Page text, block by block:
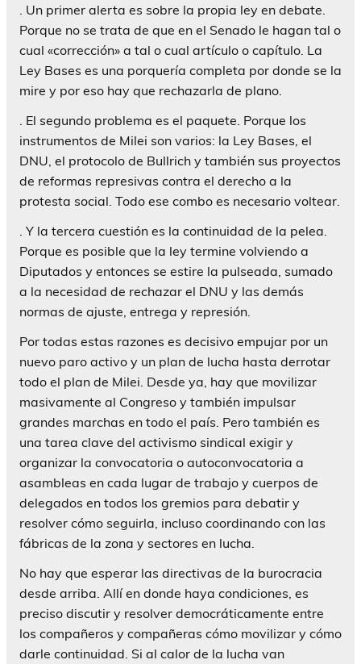
. Un primer alerta es sobre la propia ley en debate.
Porque no se trata de que en el Senado le hagan tal o
cual «corrección» a tal o cual artículo o capítulo. La
Ley Bases es una porquería completa por donde se la
mire y por eso hay que rechazarla de plano.
. El segundo problema es el paquete. Porque los
instrumentos de Milei son varios: la Ley Bases, el
DNU, el protocolo de Bullrich y también sus proyectos
de reformas represivas contra el derecho a la
protesta social. Todo ese combo es necesario voltear.
. Y la tercera cuestión es la continuidad de la pelea.
Porque es posible que la ley termine volviendo a
Diputados y entonces se estire la pulseada, sumado
a la necesidad de rechazar el DNU y las demás
normas de ajuste, entrega y represión.
Por todas estas razones es decisivo empujar por un
nuevo paro activo y un plan de lucha hasta derrotar
todo el plan de Milei. Desde ya, hay que movilizar
masivamente al Congreso y también impulsar
grandes marchas en todo el país. Pero también es
una tarea clave del activismo sindical exigir y
organizar la convocatoria o autoconvocatoria a
asambleas en cada lugar de trabajo y cuerpos de
delegados en todos los gremios para debatir y
resolver cómo seguirla, incluso coordinando con las
fábricas de la zona y sectores en lucha.
No hay que esperar las directivas de la burocracia
desde arriba. Allí en donde haya condiciones, es
preciso discutir y resolver democráticamente entre
los compañeros y compañeras cómo movilizar y cómo
darle continuidad. Si al calor de la lucha van